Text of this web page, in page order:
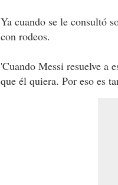
Ya cuando se le consultó
con rodeos.
'Cuando Messi resuelve a
que él quiera. Por eso es